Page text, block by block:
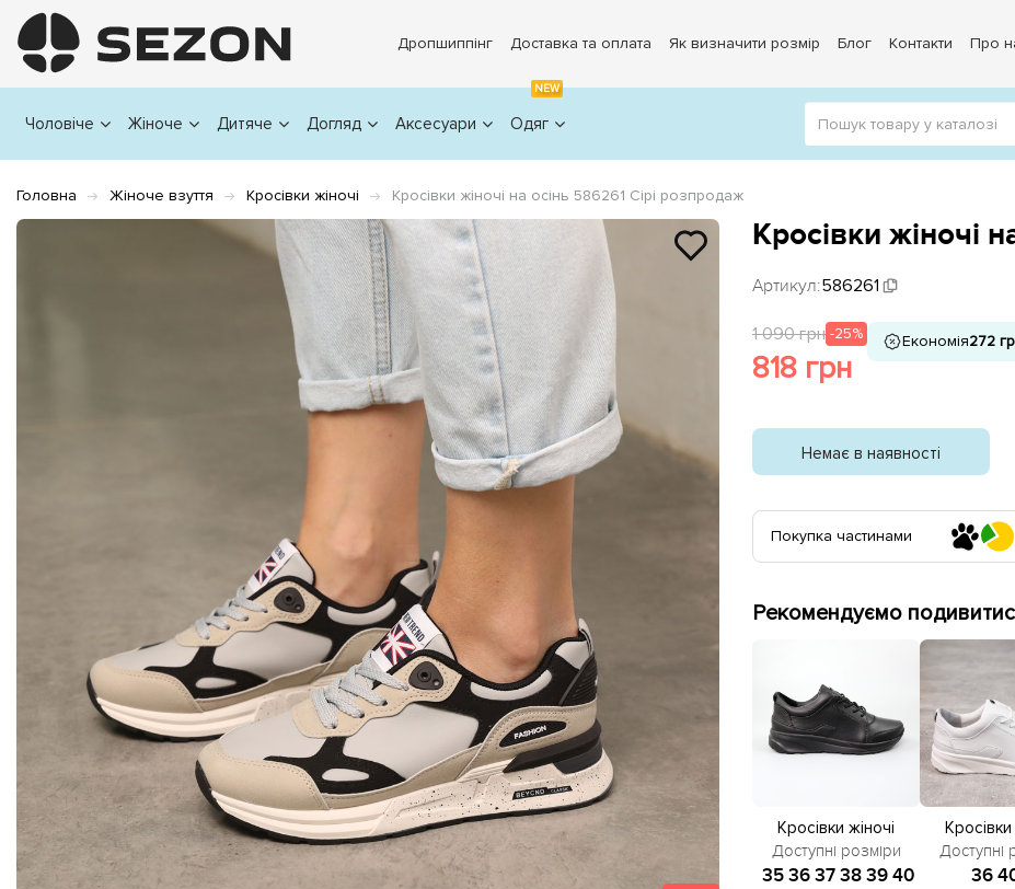
Дропшиппінг Доставка та оплата Як визначити розмір Блог Контакти Про
Чоловіче Жіноче Дитяче Догляд Аксесуари
NEW
Одяг
Головна Жіноче взуття Кросівки жіночі Кросівки жіночі на осінь 586261 Сірі розпродаж
Кросівки жіночі
Артикул:586261
1 090 грн -25%
818 грн
Економія272
Немає в наявності
Покупка частинами
Рекомендуємо
Кросівки жіночі
шкіряні 581671 Чорні
Доступні розміри
353637383940
Кросівки
шкіряні
Доступні
36